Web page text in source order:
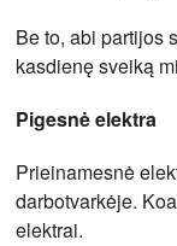
Be to, abi partijos
kasdienę sveiką
Pigesnė elektra
Prieinamesnė
darbotvarkėje.
elektrai.